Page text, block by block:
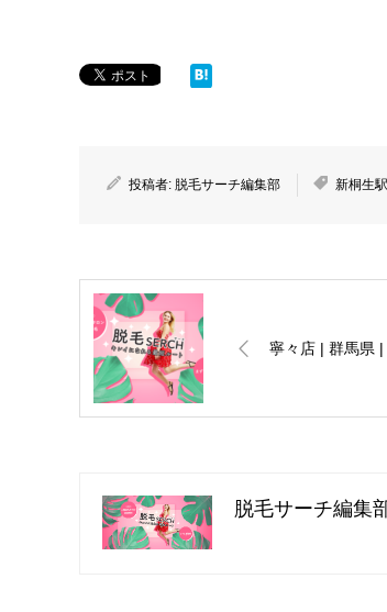
投稿者: 脱毛サーチ編集部 新桐生駅
寧々店 | 群馬県 |
脱毛サーチ編集